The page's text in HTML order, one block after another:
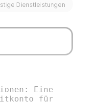
Dienstleistungen
Eine
für